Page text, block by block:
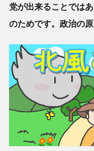
党が出来ることでは
のためです。政治の